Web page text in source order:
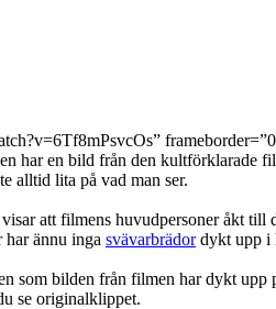
har en bild från den kultförklarade
alltid lita på vad man ser.
att filmens huvudpersoner åkt till
ännu inga svävarbrädordykt upp i
som bilden från filmen har dykt upp
se originalklippet.